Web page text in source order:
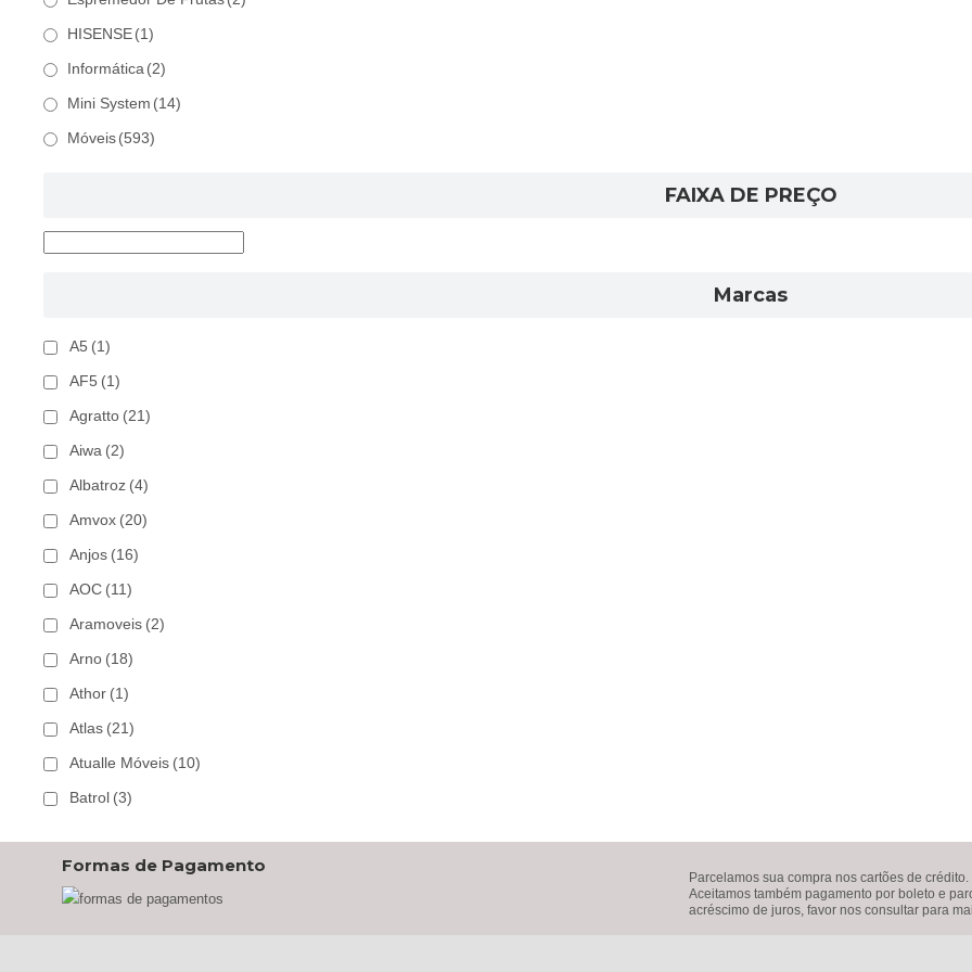
HISENSE (1)
Informática (2)
Mini System (14)
Móveis (593)
FAIXA DE PREÇO
Marcas
A5 (1)
AF5 (1)
Agratto (21)
Aiwa (2)
Albatroz (4)
Amvox (20)
Anjos (16)
AOC (11)
Aramoveis (2)
Arno (18)
Athor (1)
Atlas (21)
Atualle Móveis (10)
Batrol (3)
Belaflex (1)
Bem Estar Clima (2)
Formas de Pagamento
Parcelamos sua compra nos cartões de crédito.
Aceitamos também pagamento por boleto e
acréscimo de juros, favor nos consultar para